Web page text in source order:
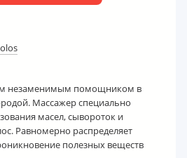
незаменимым помощником в
Массажер специально
масел, сывороток и
Равномерно распределяет
полезных веществ